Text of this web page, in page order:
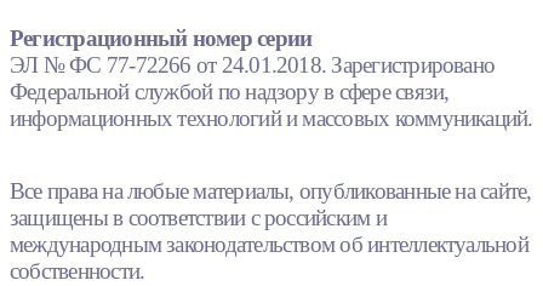
Регистрационный номер серии
ЭЛ № ФС 77-72266 от 24.01.2018. Зарегистрировано
Федеральной службой по надзору в сфере связи,
информационных технологий и массовых коммуникаций.
Все права на любые материалы, опубликованные на сайте,
защищены в соответствии с российским и
международным законодательством об интеллектуальной
собственности.